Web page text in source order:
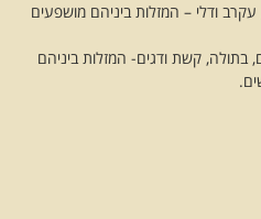
ודלי – המזלות ביניהם מושפעים
קשת ודגים- המזלות ביניהם